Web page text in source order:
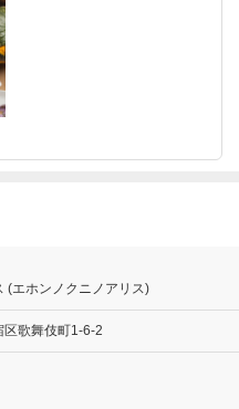
(エホンノクニノアリス)
歌舞伎町1-6-2